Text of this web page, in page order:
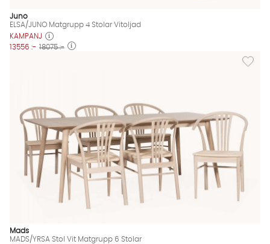
Juno
ELSA/JUNO Matgrupp 4 Stolar Vitoljad
KAMPANJ
13556 :- 18075 :-
Lägg
Mads
MADS/YRSA Stol Vit Matgrupp 6 Stolar